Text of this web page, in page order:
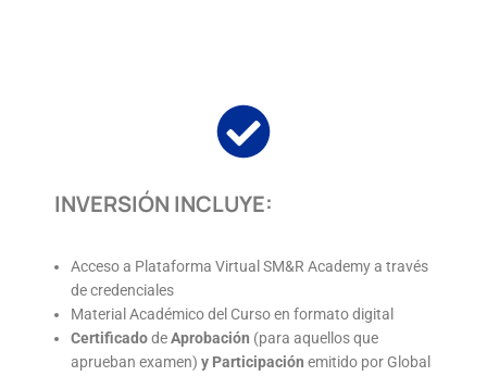
INVERSIÓN INCLUYE:
Acceso a Plataforma Virtual SM&R Academy a través
de credenciales
Material Académico del Curso en formato digital
CertificadodeAprobación (para aquellos que
aprueban examen) y Participación emitido por Global